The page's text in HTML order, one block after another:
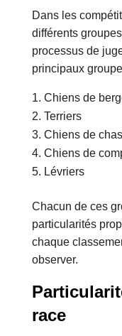
Dans les
différents
processus de
principaux
Chiens de
Terriers
Chiens de
Chiens de
Lévriers
Chacun de ces
particularités
chaque
observer.
race